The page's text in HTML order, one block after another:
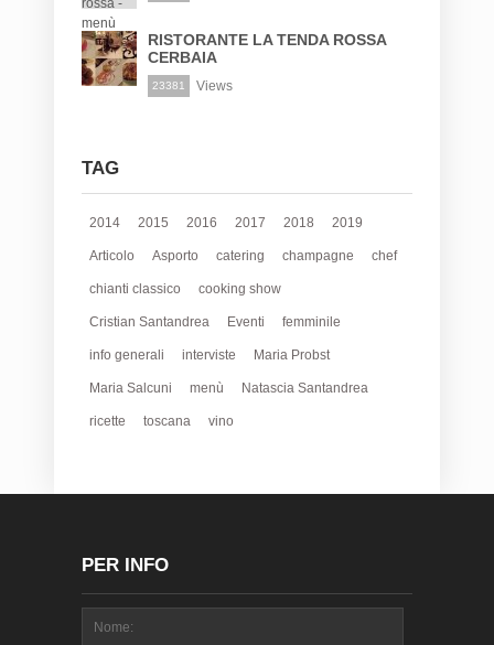
RISTORANTE LA TENDA ROSSA
CERBAIA
23381 Views
TAG
2014 2015 2016 2017 2018 2019
Articolo Asporto catering champagne chef
chianti classico cooking show
Cristian Santandrea Eventi femminile
info generali interviste Maria Probst
Maria Salcuni menù Natascia Santandrea
ricette toscana vino
PER INFO